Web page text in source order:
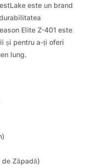
este un brand
Elite Z-401 este
și pentru a-ți oferi
lung.
de Zăpadă)